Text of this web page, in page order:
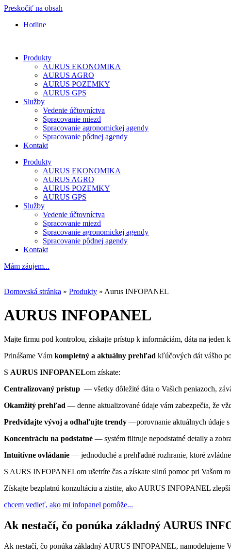
Preskočiť na obsah
Hotline
Produkty
AURUS EKONOMIKA
AURUS AGRO
AURUS POZEMKY
AURUS GPS
Služby
Vedenie účtovníctva
Spracovanie miezd
Spracovanie agronomickej agendy
Spracovanie pôdnej agendy
Kontakt
Produkty
AURUS EKONOMIKA
AURUS AGRO
AURUS POZEMKY
AURUS GPS
Služby
Vedenie účtovníctva
Spracovanie miezd
Spracovanie agronomickej agendy
Spracovanie pôdnej agendy
Kontakt
Mám záujem...
Domovská stránka » Produkty » Aurus INFOPANEL
AURUS INFOPANEL
Majte firmu pod kontrolou, získajte prístup k informáciám, dáta na jeden
Prinášame Vám kompletný a aktuálny prehľad kľúčových dát vášho
S AURUS INFOPANELom získate:
Centralizovaný prístup — všetky dôležité dáta o Vašich peniazoch,
Okamžitý prehľad — denne aktualizované údaje vám zabezpečia, že
Predvídajte vývoj a odhaľujte trendy —porovnanie aktuálnych údaje
Koncentráciu na podstatné — systém filtruje nepodstatné detaily a
Intuitívne ovládanie — jednoduché a prehľadné rozhranie, ktoré
S AURS INFOPANELom ušetríte čas a získate silnú pomoc pri Vašom
Získajte bezplatnú konzultáciu a zistite, ako AURUS INFOPANEL
chcem vedieť, ako mi infopanel pomôže...
Ak nestačí, čo ponúka základný AURUS
Ak nestačí, čo ponúka základný AURUS INFOPANEL, namodelujeme